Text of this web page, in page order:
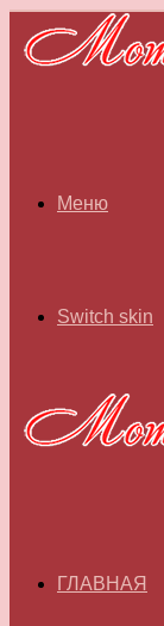
Меню
Switch skin
ГЛАВНАЯ